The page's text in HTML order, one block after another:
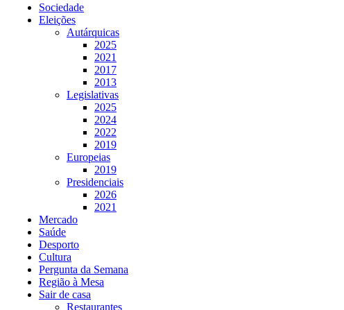
Sociedade
Eleições
Autárquicas
2025
2021
2017
2013
Legislativas
2025
2024
2022
2019
Europeias
2019
Presidenciais
2026
2021
Mercado
Saúde
Desporto
Cultura
Pergunta da Semana
Região à Mesa
Sair de casa
Restaurantes